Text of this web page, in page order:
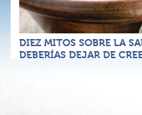
DIEZ MITOS SOBRE LA
DEBERÍAS DEJAR DE